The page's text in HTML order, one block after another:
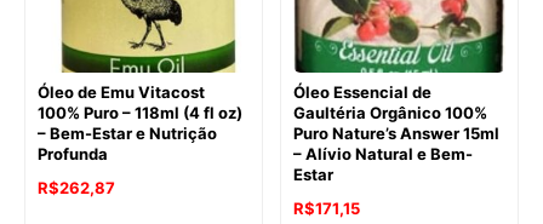
Óleo de Emu Vitacost
100% Puro – 118ml (4 fl oz)
– Bem-Estar e Nutrição
Profunda
R$262,87
Óleo Essencial de
Gaultéria Orgânico 100%
Puro Nature’s Answer 15ml
– Alívio Natural e Bem-
Estar
O
R$171,15O